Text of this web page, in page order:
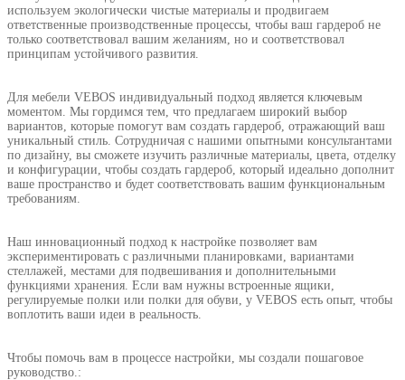
используем экологически чистые материалы и продвигаем
ответственные производственные процессы, чтобы ваш гардероб не
только соответствовал вашим желаниям, но и соответствовал
принципам устойчивого развития.
Для мебели VEBOS индивидуальный подход является ключевым
моментом. Мы гордимся тем, что предлагаем широкий выбор
вариантов, которые помогут вам создать гардероб, отражающий ваш
уникальный стиль. Сотрудничая с нашими опытными консультантами
по дизайну, вы сможете изучить различные материалы, цвета, отделку
и конфигурации, чтобы создать гардероб, который идеально дополнит
ваше пространство и будет соответствовать вашим функциональным
требованиям.
Наш инновационный подход к настройке позволяет вам
экспериментировать с различными планировками, вариантами
стеллажей, местами для подвешивания и дополнительными
функциями хранения. Если вам нужны встроенные ящики,
регулируемые полки или полки для обуви, у VEBOS есть опыт, чтобы
воплотить ваши идеи в реальность.
Чтобы помочь вам в процессе настройки, мы создали пошаговое
руководство.: